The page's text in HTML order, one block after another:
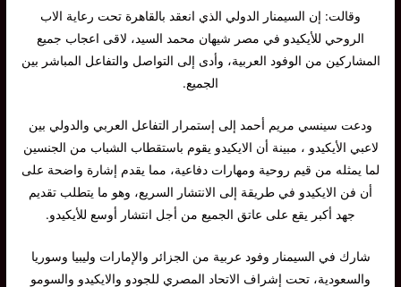
وقالت: إن السيمنار الدولي الذي انعقد بالقاهرة تحت رعاية الاب
الروحي للأيكيدو في مصر شيهان محمد السيد، لاقى اعجاب جميع
المشاركين من الوفود العربية، وأدى إلى التواصل والتفاعل المباشر بين
الجميع.
ودعت سينسي مريم أحمد إلى إستمرار التفاعل العربي والدولي بين
لاعبي الأيكيدو ، مبينة أن الايكيدو يقوم باستقطاب الشباب من الجنسين
لما يمثله من قيم روحية ومهارات دفاعية، مما يقدم إشارة واضحة على
أن فن الايكيدو في طريقة إلى الانتشار السريع، وهو ما يتطلب تقديم
جهد أكبر يقع على عاتق الجميع من أجل انتشار أوسع للأيكيدو.
شارك في السيمنار وفود عربية من الجزائر والإمارات وليبيا وسوريا
والسعودية، تحت إشراف الاتحاد المصري للجودو والايكيدو والسومو